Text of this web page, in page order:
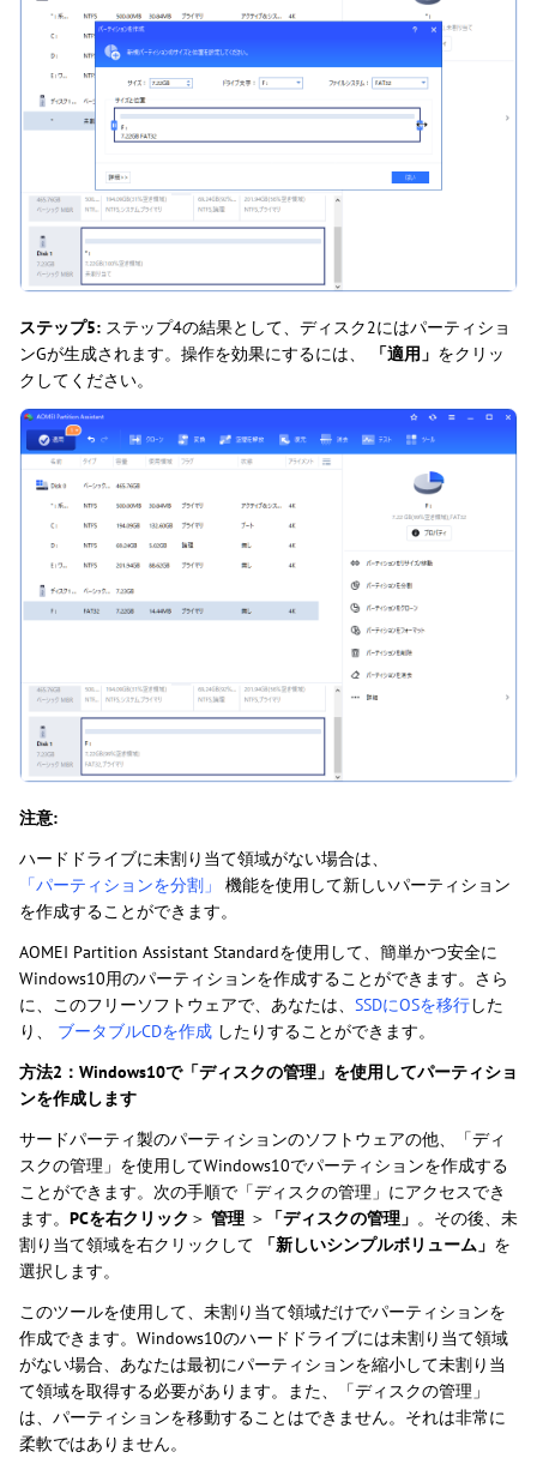
ステップ5: ステップ4の結果として、ディスク2にはパーティショ
ンGが生成されます。操作を効果にするには、
「適用」 をクリッ
クしてください。
注意:
ハードドライブに未割り当て領域がない場合は、
「パーティションを分割」
機能を使用して新しいパーティション
を作成することができます。
AOMEI Partition Assistant Standardを使用して、簡単かつ安全に
Windows10用のパーティションを作成することができます。さら
に、このフリーソフトウェアで、あなたは、 SSDにOSを移行した
り、 ブータブルCDを作成 したりすることができます。
方法2：Windows10で「ディスクの管理」を使用してパーティショ
ンを作成します
サードパーティ製のパーティションのソフトウェアの他、「ディ
スクの管理」を使用してWindows10でパーティションを作成する
ことができます。次の手順で「ディスクの管理」にアクセスでき
ます。 PCを右クリック ＞ 管理 ＞ 「ディスクの管理」 。その後、未
割り当て領域を右クリックして
「新しいシンプルボリューム」 を
選択します。
このツールを使用して、未割り当て領域だけでパーティションを
作成できます。Windows10のハードドライブには未割り当て領域
がない場合、あなたは最初にパーティションを縮小して未割り当
て領域を取得する必要があります。また、「ディスクの管理」
は、パーティションを移動することはできません。それは非常に
柔軟ではありません。